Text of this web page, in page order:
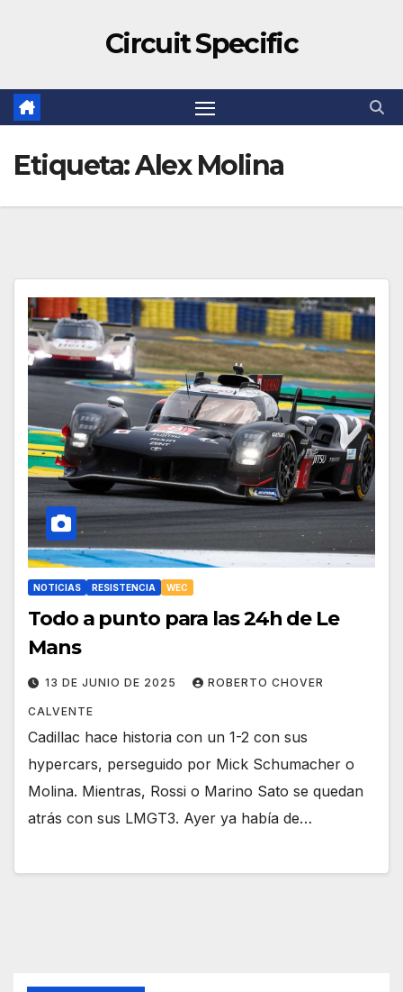
Circuit Specific
Etiqueta:Alex Molina
NOTICIAS RESISTENCIA WEC
Todo a punto para las 24h de Le
Mans
13 DE JUNIO DE 2025 ROBERTO CHOVER
CALVENTE
Cadillac hace historia con un 1-2 con sus
hypercars, perseguido por Mick Schumacher o
Molina. Mientras, Rossi o Marino Sato se quedan
atrás con sus LMGT3. Ayer ya había de…